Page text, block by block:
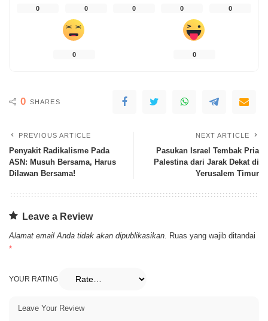
0 0 0 0 0
0 0
0 SHARES
PREVIOUS ARTICLE
Penyakit Radikalisme Pada
ASN: Musuh Bersama, Harus
Dilawan Bersama!
NEXT ARTICLE
Pasukan Israel Tembak Pria
Palestina dari Jarak Dekat di
Yerusalem Timur
Leave a Review
Alamat email Anda tidak akan dipublikasikan. Ruas yang wajib ditandai
*
YOUR RATING